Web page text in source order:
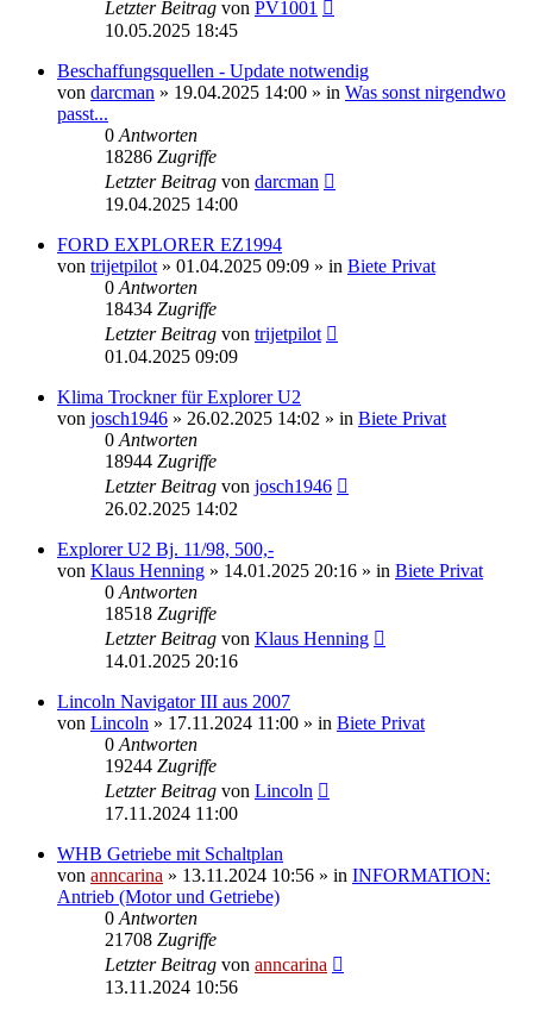
Letzter Beitrag von PV1001
10.05.2025 18:45
Beschaffungsquellen - Update notwendig
von darcman » 19.04.2025 14:00 » in Was sonst nirgendwo
passt...
0 Antworten
18286 Zugriffe
Letzter Beitrag von darcman
19.04.2025 14:00
FORD EXPLORER EZ1994
von trijetpilot » 01.04.2025 09:09 » in Biete Privat
0 Antworten
18434 Zugriffe
Letzter Beitrag von trijetpilot
01.04.2025 09:09
Klima Trockner für Explorer U2
von josch1946 » 26.02.2025 14:02 » in Biete Privat
0 Antworten
18944 Zugriffe
Letzter Beitrag von josch1946
26.02.2025 14:02
Explorer U2 Bj. 11/98, 500,-
von Klaus Henning » 14.01.2025 20:16 » in Biete Privat
0 Antworten
18518 Zugriffe
Letzter Beitrag von Klaus Henning
14.01.2025 20:16
Lincoln Navigator III aus 2007
von Lincoln » 17.11.2024 11:00 » in Biete Privat
0 Antworten
19244 Zugriffe
Letzter Beitrag von Lincoln
17.11.2024 11:00
WHB Getriebe mit Schaltplan
von anncarina » 13.11.2024 10:56 » in INFORMATION:
Antrieb (Motor und Getriebe)
0 Antworten
21708 Zugriffe
Letzter Beitrag von anncarina
13.11.2024 10:56